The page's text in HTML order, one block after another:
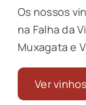
Os nossos
na Falha da
Muxagata e
Ver vinhos